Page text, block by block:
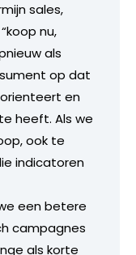
sales,
nu,
als
op dat
en
heeft. Als we
ook te
indicatoren
een betere
campagnes
als korte